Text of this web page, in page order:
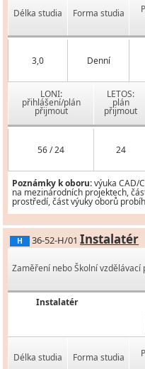
Délka studia Forma studia
3,0 Denní
LONI:
přihlášení/plán
přijmout
LETOS:
plán
přijmout
56 / 24 24
Poznámky k oboru:výuka CAD/
na mezinárodních projektech,
prostředí, část výuky oborů
H 36-52-H/01 Instalatér
Zaměření nebo Školní vzdělávací
Instalatér
Délka studia Forma studia